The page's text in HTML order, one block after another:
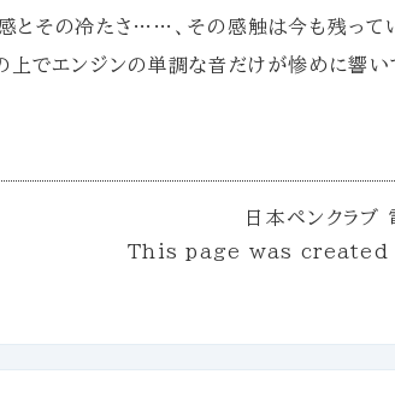
とその冷たさ……、その感触は今も残って
上でエンジンの単調な音だけが惨めに響い
日本ペンクラブ
This page was created